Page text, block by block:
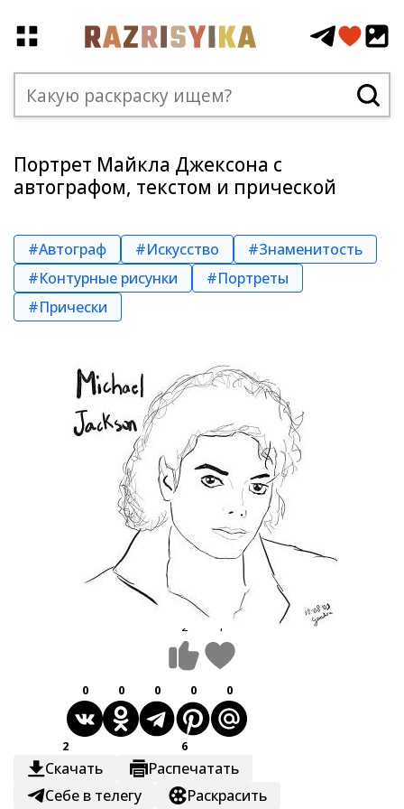
Портрет Майкла Джексона с
автографом, текстом и прической
#Автограф #Искусство
#Знаменитость
#Контурные рисунки
#Портреты
#Прически
2 1
0 0 0 0 0
2
Скачать
6
Распечатать
Себе в телегу
Раскрасить